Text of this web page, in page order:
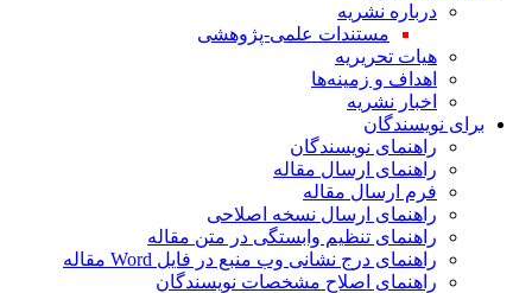
درباره نشریه
مستندات علمی-پژوهشی
هیات تحریریه
اهداف و زمینه‌ها
اخبار نشریه
برای نویسندگان
راهنمای نویسندگان
راهنمای ارسال مقاله
فرم ارسال مقاله
راهنمای ارسال نسخه اصلاحی
راهنمای تنظیم وابستگی در متن مقاله
راهنمای درج نشانی وب منبع در فایل Word مقاله
راهنمای اصلاح مشخصات نویسندگان